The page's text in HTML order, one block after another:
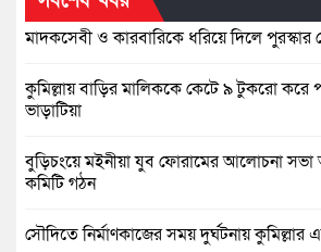
মাদকসেবী ও কারবারিকে ধরিয়ে দিলে পুরস্কার
কুমিল্লায় বাড়ির মালিককে কেটে ৯ টুকরো করে
ভাড়াটিয়া
বুড়িচংয়ে মইনীয়া যুব ফোরামের আলোচনা সভা
কমিটি গঠন
সৌদিতে নির্মাণকাজের সময় দুর্ঘটনায়